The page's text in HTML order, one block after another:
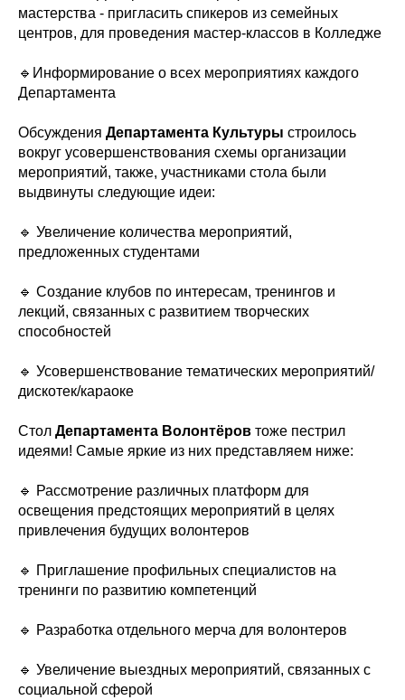
мастерства - пригласить спикеров из семейных
центров, для проведения мастер-классов в Колледже
🔹Информирование о всех мероприятиях каждого
Департамента
Обсуждения Департамента Культуры строилось
вокруг усовершенствования схемы организации
мероприятий, также, участниками стола были
выдвинуты следующие идеи:
🔹 Увеличение количества мероприятий,
предложенных студентами
🔹 Создание клубов по интересам, тренингов и
лекций, связанных с развитием творческих
способностей
🔹 Усовершенствование тематических мероприятий/
дискотек/караоке
Стол Департамента Волонтёров тоже пестрил
идеями! Самые яркие из них представляем ниже:
🔹 Рассмотрение различных платформ для
освещения предстоящих мероприятий в целях
привлечения будущих волонтеров
🔹 Приглашение профильных специалистов на
тренинги по развитию компетенций
🔹 Разработка отдельного мерча для волонтеров
🔹 Увеличение выездных мероприятий, связанных с
социальной сферой